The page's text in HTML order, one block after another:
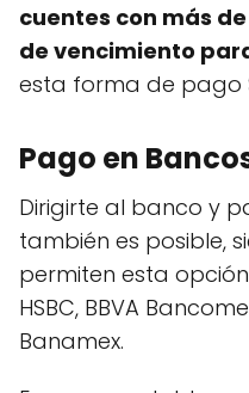
cuentes con más
de vencimiento
esta forma de pago
Pago en
Dirigirte al banco y
también es posible,
permiten esta
HSBC, BBVA
Banamex.